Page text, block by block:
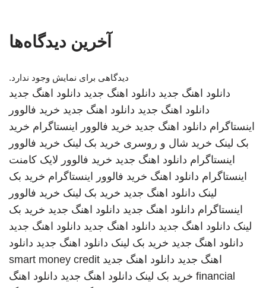
آخرین دیدگاه‌ها
دیدگاهی برای نمایش وجود ندارد.
دانلود اهنگ جدید دانلود اهنگ جدید دانلود اهنگ جدید
دانلود اهنگ جدید دانلود اهنگ جدید خرید فالوور
اینستاگرام دانلود اهنگ جدید خرید فالوور اینستاگرام خرید
بک لینک خرید شال و روسری خرید بک لینک خرید فالوور
اینستاگرام دانلود اهنگ جدید خرید فالوور لایک کامنت
اینستاگرام دانلود اهنگ خرید فالوور اینستاگرام خرید بک
لینک دانلود اهنگ جدید خرید بک لینک خرید فالوور
اینستاگرام دانلود اهنگ جدید دانلود اهنگ جدید خرید بک
لینک دانلود اهنگ جدید دانلود اهنگ جدید دانلود اهنگ جدید
دانلود اهنگ جدید خرید بک لینک دانلود اهنگ جدید دانلود
اهنگ جدید دانلود اهنگ جدید smart money credit
financial خرید بک لینک دانلود اهنگ جدید دانلود اهنگ